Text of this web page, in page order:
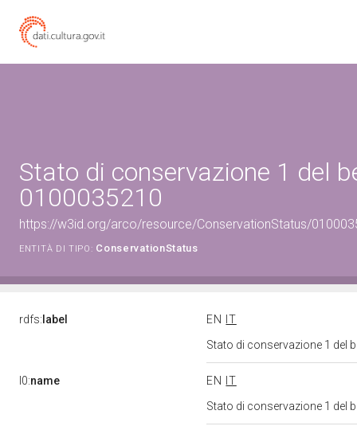
Stato di conservazione 1 del
0100035210
https://w3id.org/arco/resource/ConservationStatus/
ENTITÀ DI TIPO: ConservationStatus
rdfs: label EN
IT
Stato di conservazione 1 del
l0:name EN
IT
Stato di conservazione 1 del